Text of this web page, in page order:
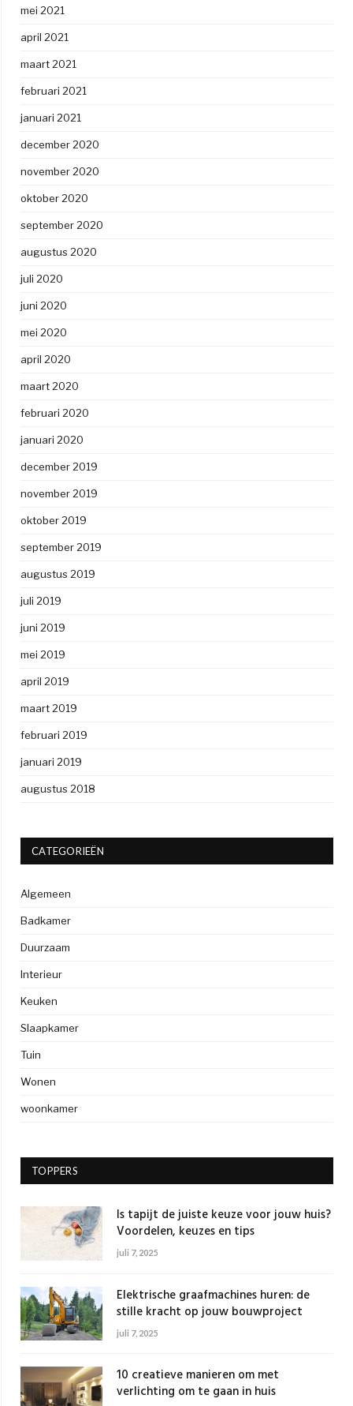
mei 2021
april 2021
maart 2021
februari 2021
januari 2021
december 2020
november 2020
oktober 2020
september 2020
augustus 2020
juli 2020
juni 2020
mei 2020
april 2020
maart 2020
februari 2020
januari 2020
december 2019
november 2019
oktober 2019
september 2019
augustus 2019
juli 2019
juni 2019
mei 2019
april 2019
maart 2019
februari 2019
januari 2019
augustus 2018
CATEGORIEËN
Algemeen
Badkamer
Duurzaam
Interieur
Keuken
Slaapkamer
Tuin
Wonen
woonkamer
TOPPERS
Is tapijt de juiste keuze voor jouw huis?
Voordelen, keuzes en tips
juli 7, 2025
Elektrische graafmachines huren: de
stille kracht op jouw bouwproject
juli 7, 2025
10 creatieve manieren om met
verlichting om te gaan in huis